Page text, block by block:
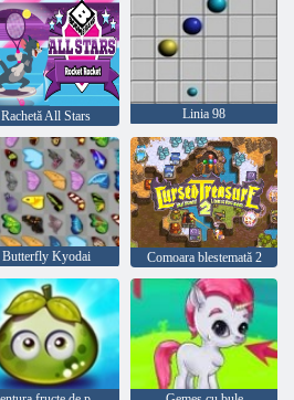
Rachetă All Stars Linia 98
Butterfly Kyodai Comoara blestemată 2